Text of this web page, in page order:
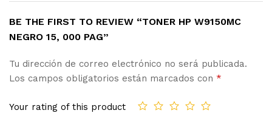
BE THE FIRST TO REVIEW “TONER HP W9150MC
NEGRO 15, 000 PAG”
Tu dirección de correo electrónico no será publicada.
Los campos obligatorios están marcados con *
Your rating of this product